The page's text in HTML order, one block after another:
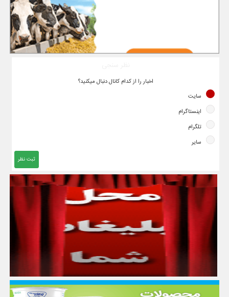
اخبار را از کدام کانال دنبال میکنید؟
سایت
اینستاگرام
تلگرام
سایر
ثبت نظر